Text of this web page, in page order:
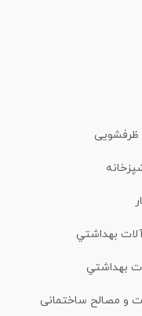
بهداشتي
بهداشتي
و مصالح ساختمانی